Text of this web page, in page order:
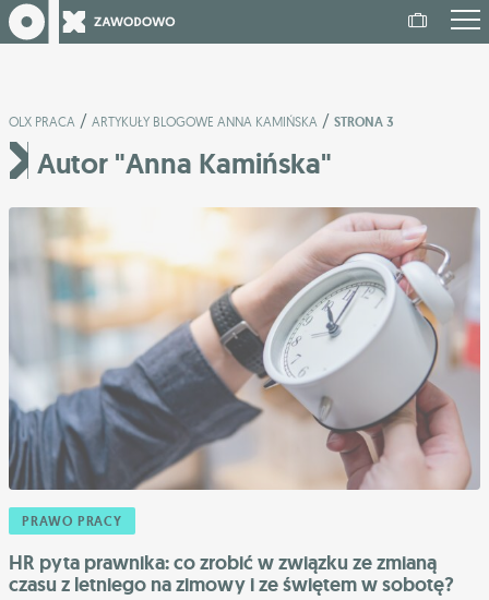
OLX PRACA / ARTYKUŁY BLOGOWE ANNA KAMIŃSKA / STRONA 3
Autor "Anna Kamińska"
PRAWO PRACY
HR pyta prawnika: co zrobić w związku ze zmianą
czasu z letniego na zimowy i ze świętem w sobotę?